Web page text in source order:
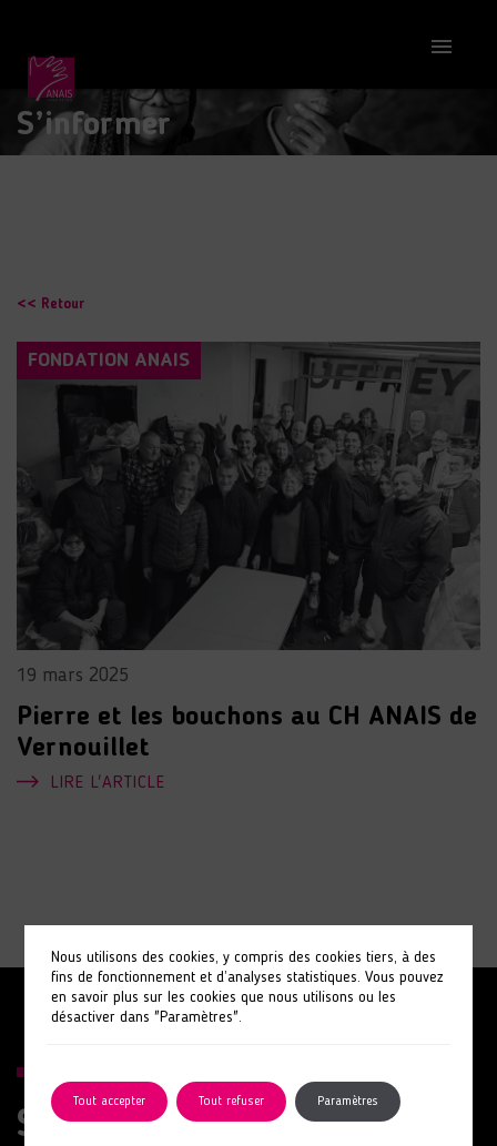

S’informer
<< Retour
FONDATION ANAIS
19 mars 2025
Pierre et les bouchons au CH ANAIS de
Vernouillet
LIRE L'ARTICLE
Suivez nos actions
Nous utilisons des cookies, y compris des cookies tiers, à des
fins de fonctionnement et d’analyses statistiques. Vous pouvez
en savoir plus sur les cookies que nous utilisons ou les
désactiver dans "Paramètres".
Tout accepter Tout refuser Paramètres